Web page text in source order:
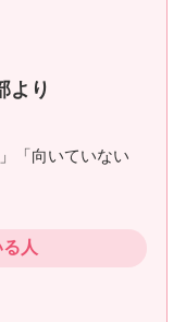
より
「向いていない
人